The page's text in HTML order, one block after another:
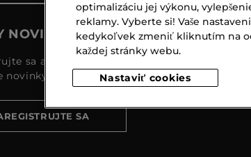
NOVINKY MARIONNAUD
sa a objavte naše
novinky a akcie
SA
optimalizáciu jej výkonu,
reklamy. Vyberte si! Vaše
kedykoľvek zmeniť kliknutím na
každej stránky webu.
Nastaviť cookies